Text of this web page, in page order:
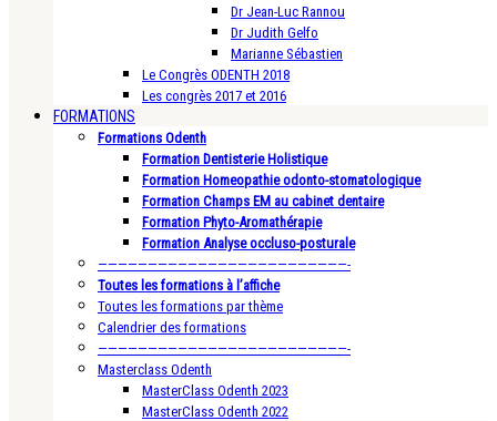
Dr Jean-Luc Rannou
Dr Judith Gelfo
Marianne Sébastien
Le Congrès ODENTH 2018
Les congrès 2017 et 2016
FORMATIONS
Formations Odenth
Formation Dentisterie Holistique
Formation Homeopathie odonto-stomatologique
Formation Champs EM au cabinet dentaire
Formation Phyto-Aromathérapie
Formation Analyse occluso-posturale
—————————————————————————-
Toutes les formations à l’affiche
Toutes les formations par thème
Calendrier des formations
—————————————————————————-
Masterclass Odenth
MasterClass Odenth 2023
MasterClass Odenth 2022